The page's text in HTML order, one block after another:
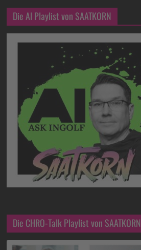
Die AI Playlist von SAATKORN
Die CHRO-Talk Playlist von SAATKORN